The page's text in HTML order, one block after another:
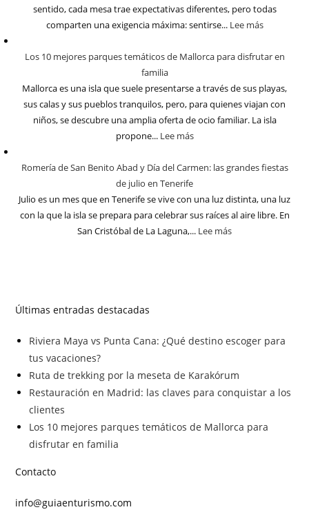
sentido, cada mesa trae expectativas diferentes, pero todas
comparten una exigencia máxima: sentirse... Lee más
Los 10 mejores parques temáticos de Mallorca para disfrutar en
familia
Mallorca es una isla que suele presentarse a través de sus playas,
sus calas y sus pueblos tranquilos, pero, para quienes viajan con
niños, se descubre una amplia oferta de ocio familiar. La isla
propone... Lee más
Romería de San Benito Abad y Día del Carmen: las grandes fiestas
de julio en Tenerife
Julio es un mes que en Tenerife se vive con una luz distinta, una luz
con la que la isla se prepara para celebrar sus raíces al aire libre. En
San Cristóbal de La Laguna,... Lee más
Últimas entradas destacadas
Riviera Maya vs Punta Cana: ¿Qué destino escoger para
tus vacaciones?
Ruta de trekking por la meseta de Karakórum
Restauración en Madrid: las claves para conquistar a los
clientes
Los 10 mejores parques temáticos de Mallorca para
disfrutar en familia
Contacto
info@guiaenturismo.com